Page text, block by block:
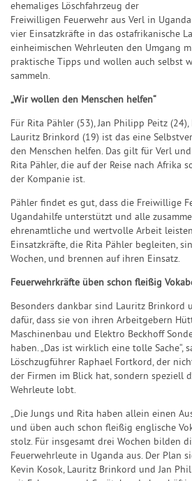
ehemaliges Löschfahrzeug der
Freiwilligen Feuerwehr aus Verl in
vier Einsatzkräfte in das ostafrikanische
einheimischen Wehrleuten den Umgang
praktische Tipps und wollen auch selbst
sammeln.
„Wir wollen den Menschen helfen“
Für Rita Pähler (53), Jan Philipp Peitz
Lauritz Brinkord (19) ist das eine
den Menschen helfen. Das gilt für Verl
Rita Pähler, die auf der Reise nach Afrika
der Kompanie ist.
Pähler findet es gut, dass die Freiwillige
Ugandahilfe unterstützt und alle
ehrenamtliche und wertvolle Arbeit
Einsatzkräfte, die Rita Pähler begleiten,
Wochen, und brennen auf ihren Einsatz.
Feuerwehrkräfte üben schon fleißig
Besonders dankbar sind Lauritz Brinkord
dafür, dass sie von ihren Arbeitgebern
Maschinenbau und Elektro Beckhoff
haben. „Das ist wirklich eine tolle Sache“,
Löschzugführer Raphael Fortkord, der
der Firmen im Blick hat, sondern speziell
Wehrleute lobt.
„Die Jungs und Rita haben allein einen
und üben auch schon fleißig englische
stolz. Für insgesamt drei Wochen bilden
Feuerwehrleute in Uganda aus. Der Plan
Kevin Kosok, Lauritz Brinkord und Jan